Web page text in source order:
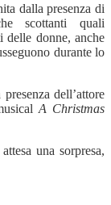
dalla presenza di
scottanti quali
delle donne, anche
durante lo
dell’attore
A Christmas
una sorpresa,